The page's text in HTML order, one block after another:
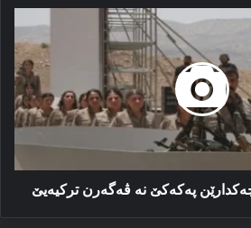
پەکەکێ نە ڤەگەرن ترکیەیێ